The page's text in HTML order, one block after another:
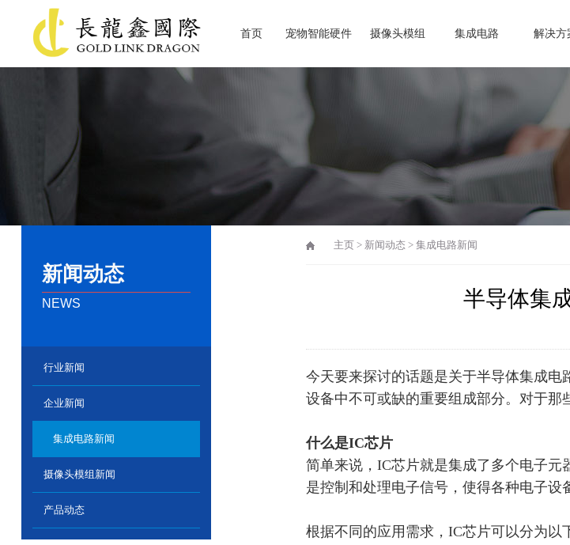
首页 宠物智能硬件 摄像头模组 集成电路 解决方
新闻动态
NEWS
行业新闻
企业新闻
集成电路新闻
摄像头模组新闻
产品动态
主页 > 新闻动态 > 集成电路新闻
半导体集
今天要来探讨的话题是关于半导体集成
设备中不可或缺的重要组成部分。对于那
什么是IC芯片
简单来说， IC芯片就是集成了多个电子元
是控制和处理电子信号，使得各种电子设
根据不同的应用需求， IC芯片可以分为以